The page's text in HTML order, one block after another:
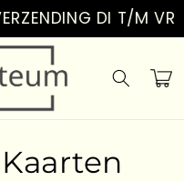
DI T/M VR